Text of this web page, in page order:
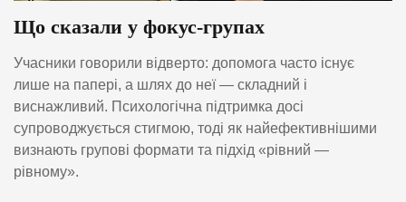
Що сказали у фокус-групах
Учасники говорили відверто: допомога часто існує
лише на папері, а шлях до неї — складний і
виснажливий. Психологічна підтримка досі
супроводжується стигмою, тоді як найефективнішими
визнають групові формати та підхід «рівний —
рівному».